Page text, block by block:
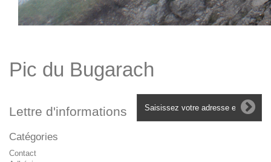
Pic du Bugarach
Lettre d'informations
Catégories
Contact